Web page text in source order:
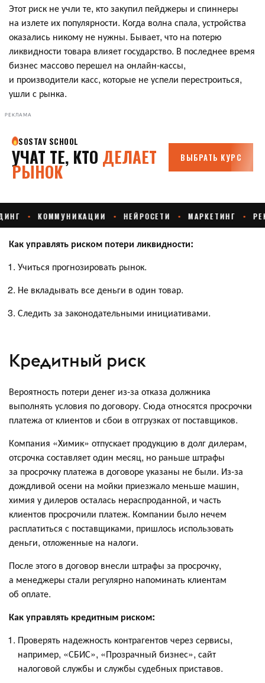
Этот риск не учли те, кто закупил пейджеры и спиннеры
на излете их популярности. Когда волна спала, устройства
оказались никому не нужны. Бывает, что на потерю
ликвидности товара влияет государство. В последнее время
бизнес массово перешел на онлайн-кассы,
и производители касс, которые не успели перестроиться,
ушли с рынка.
РЕКЛАМА
Как управлять риском потери ликвидности:
Учиться прогнозировать рынок.
Не вкладывать все деньги в один товар.
Следить за законодательными инициативами.
Кредитный риск
Вероятность потери денег из-за отказа должника
выполнять условия по договору. Сюда относятся просрочки
платежа от клиентов и сбои в отгрузках от поставщиков.
Компания «Химик» отпускает продукцию в долг дилерам,
отсрочка составляет один месяц, но раньше штрафы
за просрочку платежа в договоре указаны не были. Из-за
дождливой осени на мойки приезжало меньше машин,
химия у дилеров осталась нераспроданной, и часть
клиентов просрочили платеж. Компании было нечем
расплатиться с поставщиками, пришлось использовать
деньги, отложенные на налоги.
После этого в договор внесли штрафы за просрочку,
а менеджеры стали регулярно напоминать клиентам
об оплате.
Как управлять кредитным риском:
Проверять надежность контрагентов через сервисы,
например, «СБИС», «Прозрачный бизнес», сайт
налоговой службы и службы судебных приставов.